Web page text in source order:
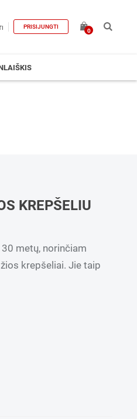
PRISIJUNGTI
0
KREPŠELIU
metų, norinčiam
krepšeliai. Jie taip